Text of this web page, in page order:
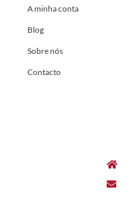
A minha conta
Blog
Sobre nós
Contacto